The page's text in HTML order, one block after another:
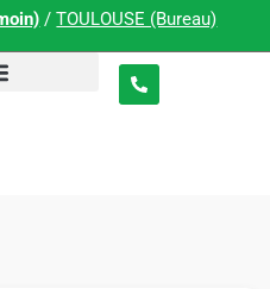
/TOULOUSE (Bureau)